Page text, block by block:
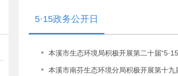
5·15政务公开日
本溪市生态环境局积极开展第二十届
本溪市南芬生态环境分局积极开展第十九